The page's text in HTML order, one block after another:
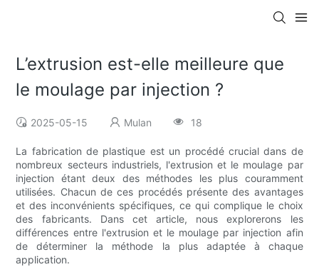
L’extrusion est-elle meilleure que
le moulage par injection ?
2025-05-15 Mulan 18
La fabrication de plastique est un procédé crucial dans de
nombreux secteurs industriels, l'extrusion et le moulage par
injection étant deux des méthodes les plus couramment
utilisées. Chacun de ces procédés présente des avantages
et des inconvénients spécifiques, ce qui complique le choix
des fabricants. Dans cet article, nous explorerons les
différences entre l'extrusion et le moulage par injection afin
de déterminer la méthode la plus adaptée à chaque
application.